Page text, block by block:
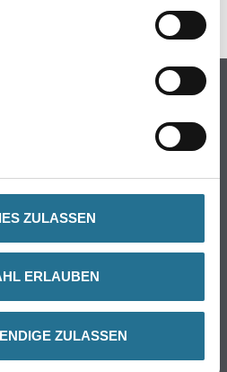
ZULASSEN
ERLAUBEN
ZULASSEN